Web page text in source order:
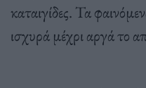
καταιγίδες. Τα
ισχυρά μέχρι αργά το